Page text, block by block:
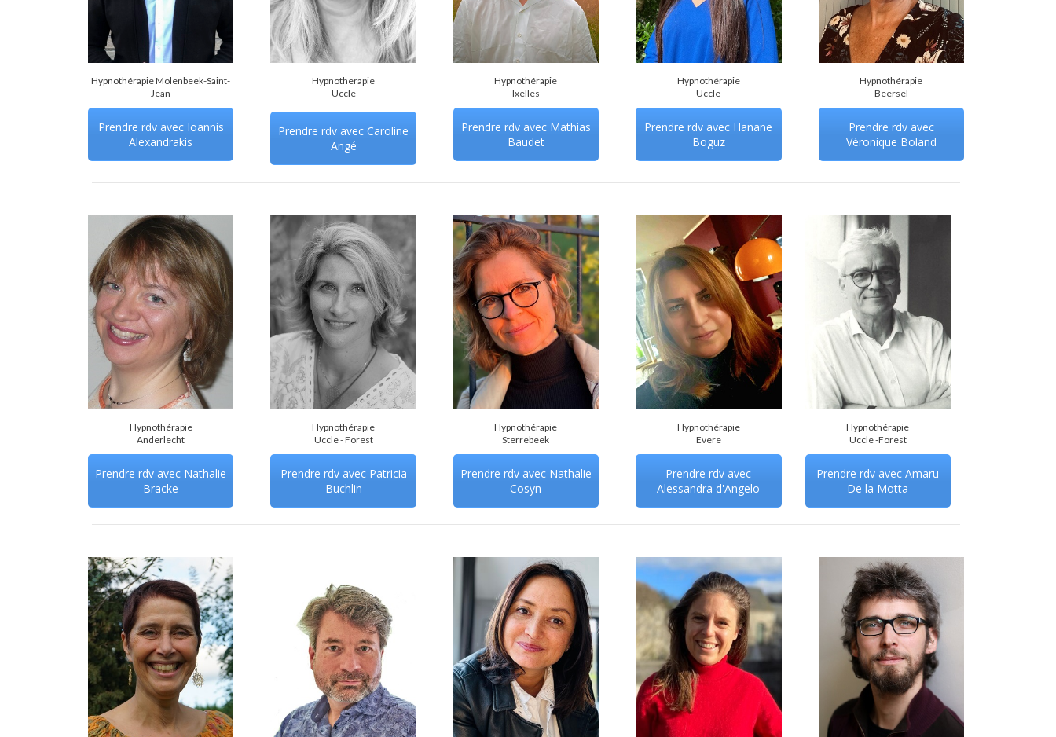
Hypnothérapie Molenbeek-Saint-
Jean
Prendre rdv avec Ioannis
Alexandrakis
Hypnotherapie
Uccle
Prendre rdv avec Caroline
Angé
Hypnothérapie
Ixelles
Prendre rdv avec Mathias
Baudet
Hypnothérapie
Uccle
Prendre rdv avec Hanane
Boguz
Hypnothérapie
Beersel
Prendre rdv avec
Véronique Boland
Hypnothérapie
Anderlecht
Prendre rdv avec Nathalie
Bracke
Hypnothérapie
Uccle - Forest
Prendre rdv avec Patricia
Buchlin
Hypnothérapie
Sterrebeek
Prendre rdv avec Nathalie
Cosyn
Hypnothérapie
Evere
Prendre rdv avec
Alessandra d'Angelo
Hypnothérapie
Uccle -Forest
Prendre rdv avec Amaru
De la Motta